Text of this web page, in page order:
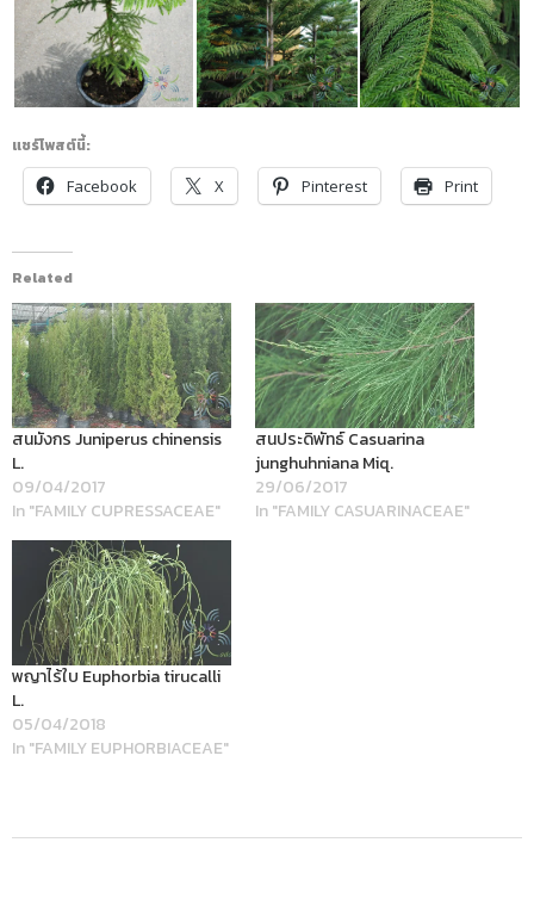
แชร์โพสต์นี้:
Facebook
X Pinterest Print
Related
สนมังกร Juniperus chinensis
L.
09/04/2017
In "FAMILY CUPRESSACEAE"
สนประดิพัทธ์ Casuarina
junghuhniana Miq.
29/06/2017
In "FAMILY CASUARINACEAE"
พญาไร้ใบ Euphorbia tirucalli
L.
05/04/2018
In "FAMILY EUPHORBIACEAE"